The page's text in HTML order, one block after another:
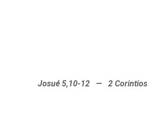
Josué 5,10-12 — 2